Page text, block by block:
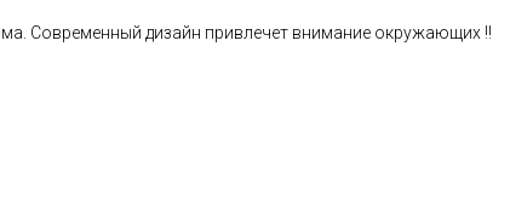
Современный дизайн привлечет внимание окружающих !!